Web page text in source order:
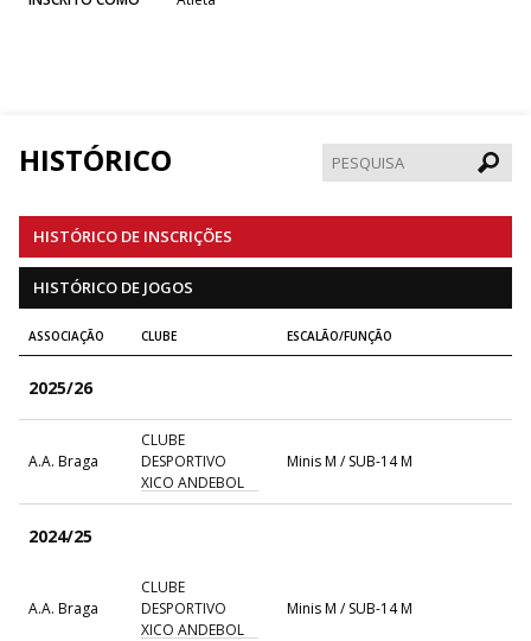
HISTÓRICO
HISTÓRICO DE INSCRIÇÕES
HISTÓRICO DE JOGOS
ASSOCIAÇÃO CLUBE ESCALÃO/FUNÇÃO
2025/26
A.A. Braga
CLUBE
DESPORTIVO
XICO ANDEBOL
Minis M / SUB-14 M
2024/25
A.A. Braga
CLUBE
DESPORTIVO
XICO ANDEBOL
Minis M / SUB-14 M